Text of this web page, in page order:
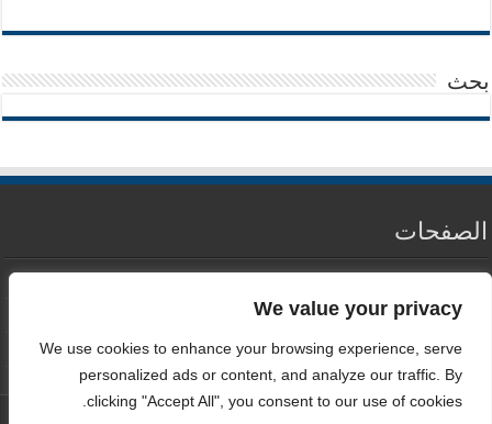
We value your privacy
We use cookies to enhance your browsing experience, serve
personalized ads or content, and analyze our traffic. By
clicking "Accept All", you consent to our use of cookies.
بحث
الصفحات
سياسة الخصوصية
اتصل بنا